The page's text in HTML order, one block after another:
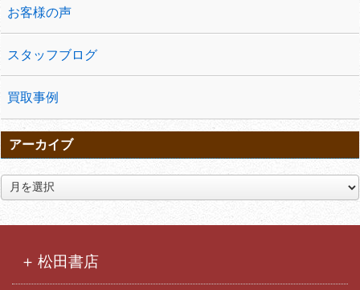
お客様の声
スタッフブログ
買取事例
アーカイブ
ア
ー
松田書店